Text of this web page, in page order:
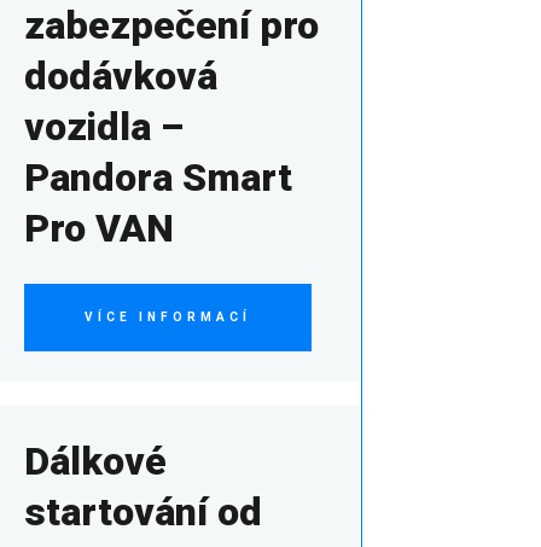
zabezpečení pro
dodávková
vozidla –
Pandora Smart
Pro VAN
VÍCE INFORMACÍ
Dálkové
startování od